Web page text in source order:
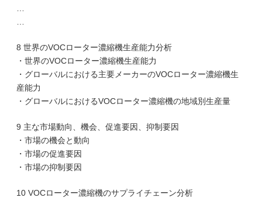
8 世界のVOCローター濃縮機生産能力分析
・世界のVOCローター濃縮機生産能力
・グローバルにおける主要メーカーのVOCローター濃縮機生
産能力
・グローバルにおけるVOCローター濃縮機の地域別生産量
9 主な市場動向、機会、促進要因、抑制要因
・市場の機会と動向
・市場の促進要因
・市場の抑制要因
10 VOCローター濃縮機のサプライチェーン分析